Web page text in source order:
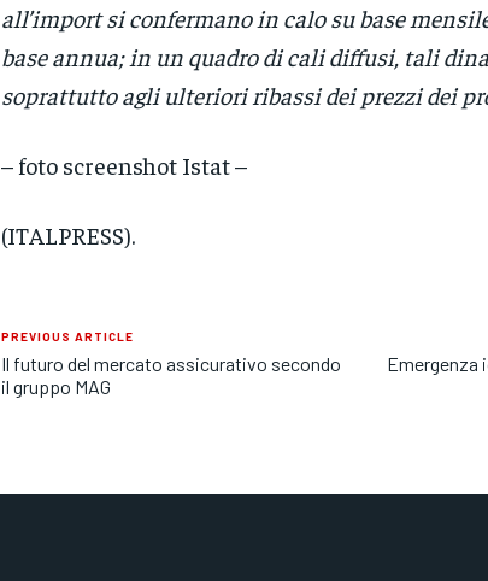
all’import si confermano in calo su base
base annua; in un quadro di cali diffusi, tali
soprattutto agli ulteriori ribassi dei prezzi dei
– foto screenshot Istat –
(ITALPRESS).
PREVIOUS ARTICLE
Il futuro del mercato assicurativo secondo
il gruppo MAG
Emergenza